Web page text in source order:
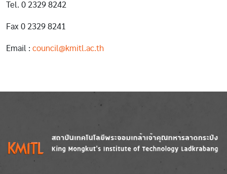
Tel. 0 2329 8242
Fax 0 2329 8241
Email : council@kmitl.ac.th
Image